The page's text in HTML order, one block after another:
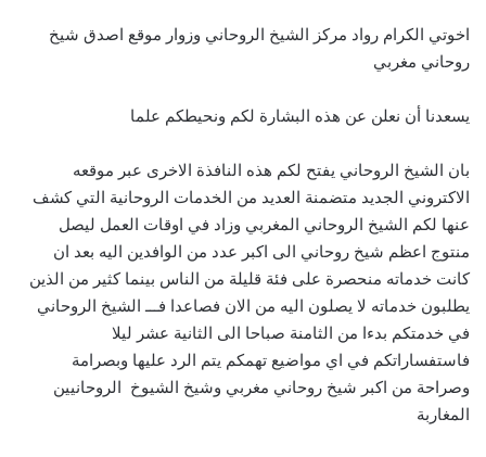
اخوتي الكرام رواد مركز الشيخ الروحاني وزوار موقع اصدق شيخ
روحاني مغربي
يسعدنا أن نعلن عن هذه البشارة لكم ونحيطكم علما
بان الشيخ الروحاني يفتح لكم هذه النافذة الاخرى عبر موقعه
الاكتروني الجديد متضمنة العديد من الخدمات الروحانية التي كشف
عنها لكم الشيخ الروحاني المغربي وزاد في اوقات العمل ليصل
منتوج اعظم شيخ روحاني الى اكبر عدد من الوافدين اليه بعد ان
كانت خدماته منحصرة على فئة قليلة من الناس بينما كثير من الذين
يطلبون خدماته لا يصلون اليه من الان فصاعدا فـــ الشيخ الروحاني
في خدمتكم بدءا من الثامنة صباحا الى الثانية عشر ليلا
فاستفساراتكم في اي مواضيع تهمكم يتم الرد عليها وبصرامة
وصراحة من اكبر شيخ روحاني مغربي وشيخ الشيوخ الروحانيين
المغاربة